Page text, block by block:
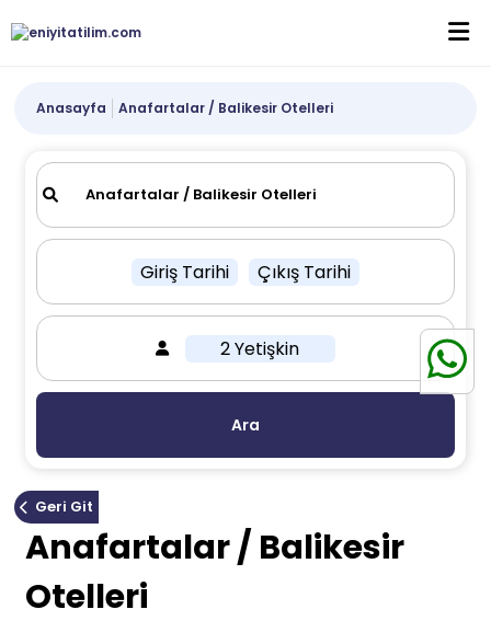
Anasayfa Anafartalar / Balikesir Otelleri
Giriş Tarihi Çıkış Tarihi
2 Yetişkin
Ara
Geri Git
Anafartalar / Balikesir
Otelleri